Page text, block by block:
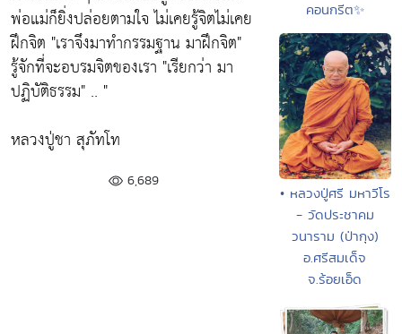
พ่อแม่ก็ยิ่งปล่อยตามใจ ไม่เคยรู้จิตไม่เคย
ฝึกจิต "เราจึงมาทำกรรมฐาน มาฝึกจิต"
รู้จักที่จะอบรมจิตของเรา "เรียกว่า มา
ปฏิบัติธรรม" .. "
หลวงปู่ชา สุภัทโท
6,689
คอนกรีต✨
• หลวงปู่ศรี มหาวีโร
- วัดประชาคม
วนาราม (ป่ากุง)
อ.ศรีสมเด็จ
จ.ร้อยเอ็ด